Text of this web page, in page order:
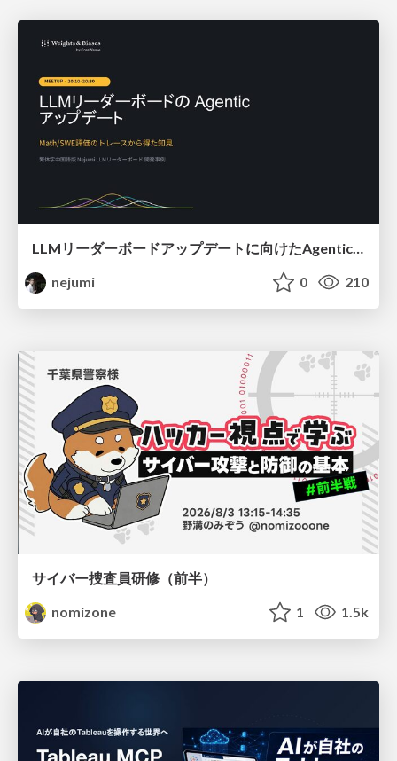
nejumi
0 210
サイバー捜査員研修（前半）
nomizone
1 1.5k